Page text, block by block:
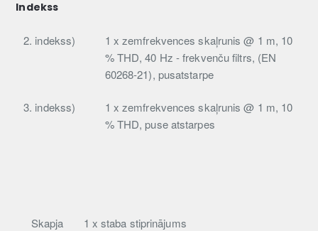
Indekss
2. indekss)
1 x zemfrekvences skaļrunis @ 1 m, 10
% THD, 40 Hz - frekvenču filtrs, (EN
60268-21), pusatstarpe
3. indekss)
1 x zemfrekvences skaļrunis @ 1 m, 10
% THD, puse atstarpes
Skapja
1 x staba stiprinājums